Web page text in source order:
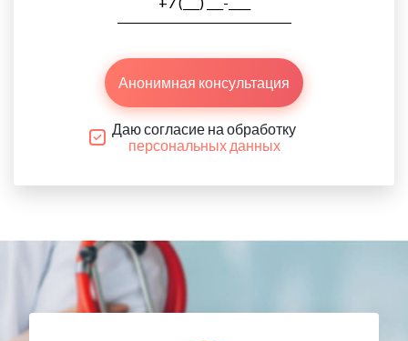
Анонимная консультация
Даю согласие на обработку
персональных данных